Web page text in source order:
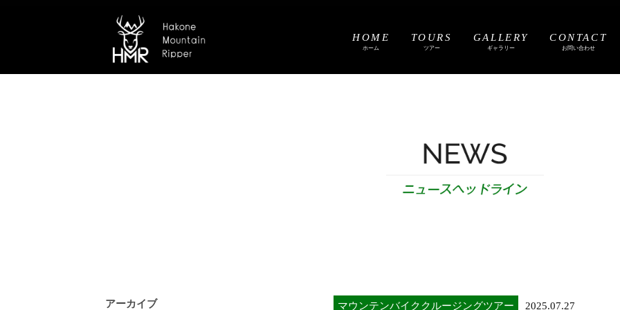
HOME
ホーム
TOURS
ツアー
GALLERY
ギャラリー
CONTACT
お問い合わせ
アーカイブ マウンテンバイククルージングツアー 2025.07.27